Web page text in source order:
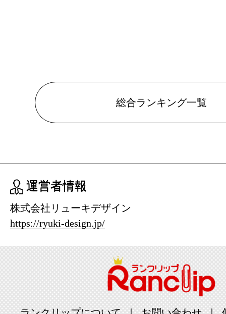
総合ランキング一覧
運営者情報
株式会社リューキデザイン
https://ryuki-design.jp/